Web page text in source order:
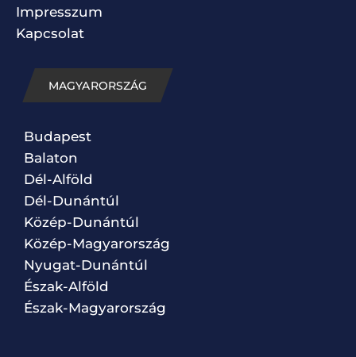
Impresszum
Kapcsolat
MAGYARORSZÁG
Budapest
Balaton
Dél-Alföld
Dél-Dunántúl
Közép-Dunántúl
Közép-Magyarország
Nyugat-Dunántúl
Észak-Alföld
Észak-Magyarország